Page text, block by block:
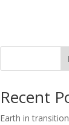
Recent
Earth in